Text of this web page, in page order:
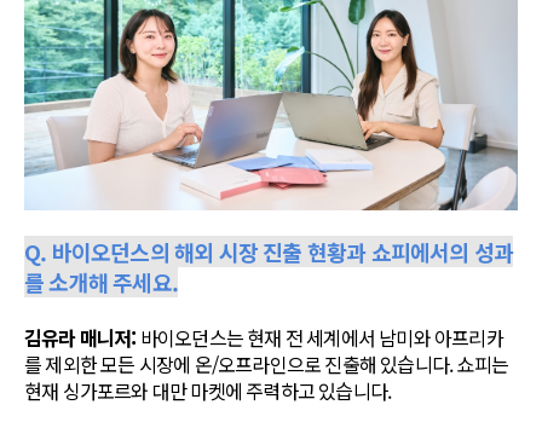
Q. 바이오던스의 해외 시장 진출 현황과 쇼피에서의 성과
를 소개해 주세요.
김유라 매니저: 바이오던스는 현재 전 세계에서 남미와 아프리카
를 제외한 모든 시장에 온/오프라인으로 진출해 있습니다. 쇼피는
현재 싱가포르와 대만 마켓에 주력하고 있습니다.